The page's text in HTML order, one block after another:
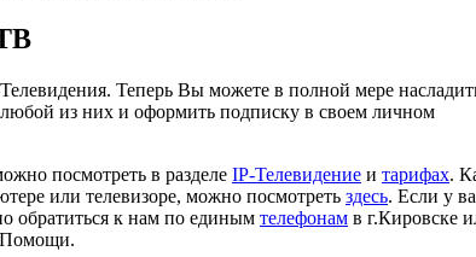
Теперь Вы можете в полной мере
из них и оформить подписку в своем личном
посмотреть в разделе IP-Телевидение и тарифах.
или телевизоре, можно посмотреть здесь. Если у
обратиться к нам по единым телефонам в г.Кировске
Помощи.